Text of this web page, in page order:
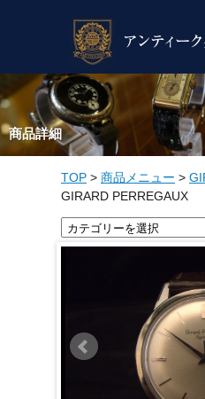
商品詳細
TOP > 商品メニュー >
GIRARD PERREGAUX